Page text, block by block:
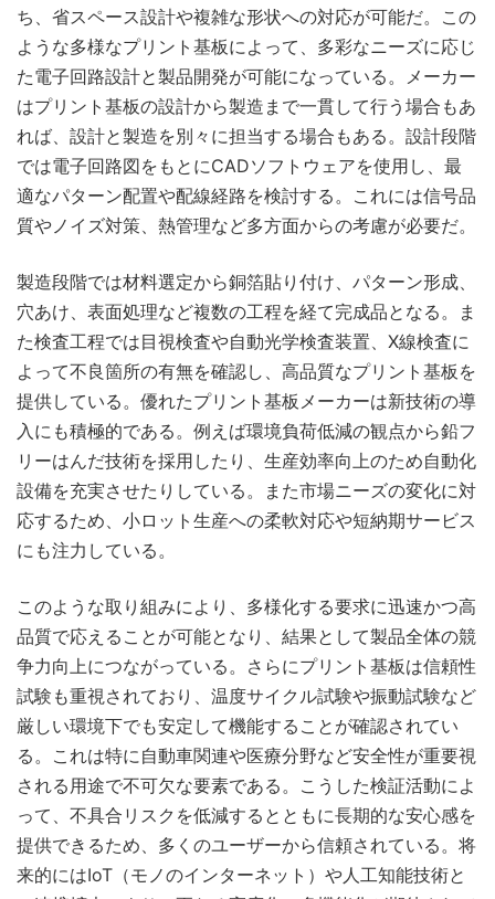
ち、省スペース設計や複雑な形状への対応が可能だ。この
ような多様なプリント基板によって、多彩なニーズに応じ
た電子回路設計と製品開発が可能になっている。メーカー
はプリント基板の設計から製造まで一貫して行う場合もあ
れば、設計と製造を別々に担当する場合もある。設計段階
では電子回路図をもとにCADソフトウェアを使用し、最
適なパターン配置や配線経路を検討する。これには信号品
質やノイズ対策、熱管理など多方面からの考慮が必要だ。
製造段階では材料選定から銅箔貼り付け、パターン形成、
穴あけ、表面処理など複数の工程を経て完成品となる。ま
た検査工程では目視検査や自動光学検査装置、X線検査に
よって不良箇所の有無を確認し、高品質なプリント基板を
提供している。優れたプリント基板メーカーは新技術の導
入にも積極的である。例えば環境負荷低減の観点から鉛フ
リーはんだ技術を採用したり、生産効率向上のため自動化
設備を充実させたりしている。また市場ニーズの変化に対
応するため、小ロット生産への柔軟対応や短納期サービス
にも注力している。
このような取り組みにより、多様化する要求に迅速かつ高
品質で応えることが可能となり、結果として製品全体の競
争力向上につながっている。さらにプリント基板は信頼性
試験も重視されており、温度サイクル試験や振動試験など
厳しい環境下でも安定して機能することが確認されてい
る。これは特に自動車関連や医療分野など安全性が重要視
される用途で不可欠な要素である。こうした検証活動によ
って、不具合リスクを低減するとともに長期的な安心感を
提供できるため、多くのユーザーから信頼されている。将
来的にはIoT（モノのインターネット）や人工知能技術と